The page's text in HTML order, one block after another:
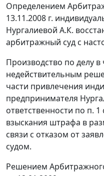
Определением
13.11.2008 г.
Нургалиевой А.К.
арбитражный суд с
Производство по делу
недействительным
части привлечения
предпринимателя
ответственности по п. 1
взыскания штрафа в
связи с отказом от
судом.
Решением